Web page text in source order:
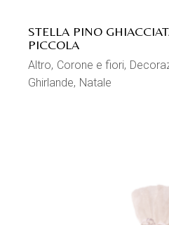
STELLA PINO
PICCOLA
Altro Corone e fiori
Ghirlande Natale